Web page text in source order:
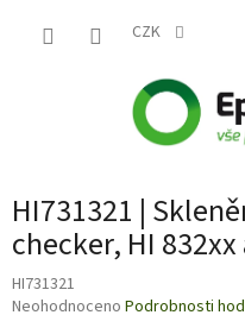
CZK
HI731321 |
checker, HI
HI731321
Průměrné
Neohodnoceno Podrobnosti